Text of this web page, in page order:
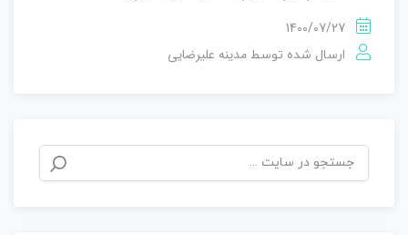
1400/07/27
ارسال شده توسط مدینه علیرضایی